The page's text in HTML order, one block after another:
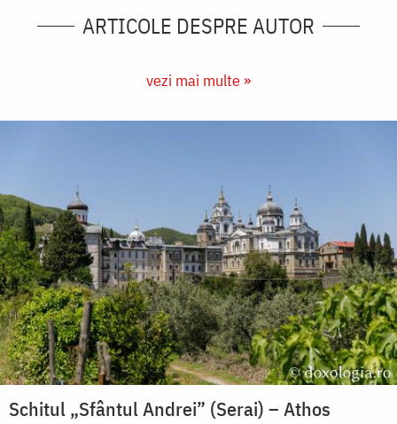
ARTICOLE DESPRE AUTOR
vezi mai multe »
Schitul „Sfântul Andrei” (Serai) – Athos